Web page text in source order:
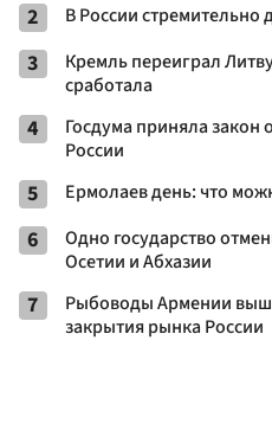
2 В России стремительно
3
Кремль переиграл
сработала
4
Госдума приняла закон
России
5 Ермолаев день: что
6
Одно государство
Осетии и Абхазии
7
Рыбоводы Армении
закрытия рынка России